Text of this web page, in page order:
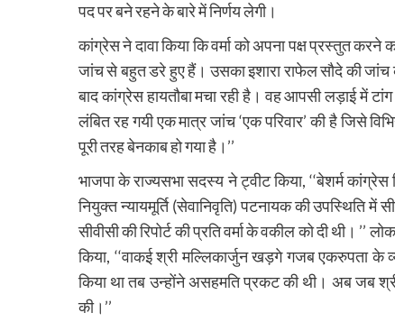
पद पर बने रहने के बारे में निर्णय लेगी।
कांग्रेस ने दावा किया कि वर्मा को अपना पक्ष प्रस्तुत करने
जांच से बहुत डरे हुए हैं। उसका इशारा राफेल सौदे की जांच
बाद कांग्रेस हायतौबा मचा रही है। वह आपसी लड़ाई में
लंबित रह गयी एक मात्र जांच ‘एक परिवार’ की है जिसे
पूरी तरह बेनकाब हो गया है।’’
भाजपा के राज्यसभा सदस्य ने ट्वीट किया, ‘‘बेशर्म
नियुक्त न्यायमूर्ति (सेवानिवृति) पटनायक की उपस्थिति में
सीवीसी की रिपोर्ट की प्रति वर्मा के वकील को दी थी।
किया, ‘‘वाकई श्री मल्लिकार्जुन खड़गे गजब एकरुपता
किया था तब उन्होंने असहमति प्रकट की थी। अब जब
की।’’